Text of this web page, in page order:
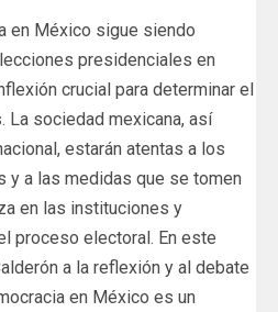
en México sigue siendo
presidenciales en
crucial para determinar el
La sociedad mexicana, así
estarán atentas a los
a las medidas que se tomen
en las instituciones y
proceso electoral. En este
a la reflexión y al debate
en México es un